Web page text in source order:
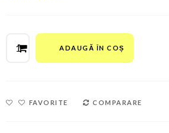
Cantitate
LINE
ADAUGĂ ÎN COȘ
FAVORITE COMPARARE